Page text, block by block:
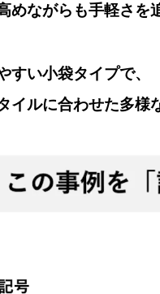
めながらも手軽さを
すい小袋タイプで、
イルに合わせた多様